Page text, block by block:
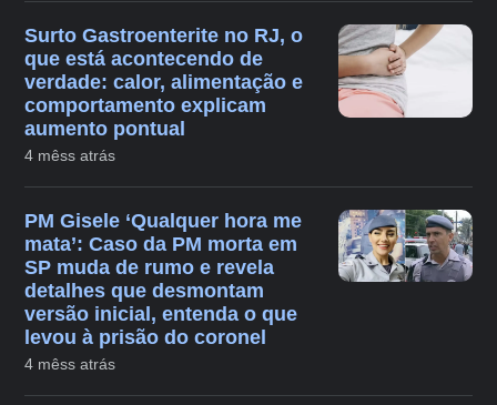
Surto Gastroenterite no RJ, o
que está acontecendo de
verdade: calor, alimentação e
comportamento explicam
aumento pontual
4 mêss atrás
PM Gisele ‘Qualquer hora me
mata’: Caso da PM morta em
SP muda de rumo e revela
detalhes que desmontam
versão inicial, entenda o que
levou à prisão do coronel
4 mêss atrás